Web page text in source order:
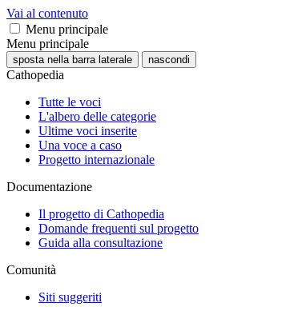
Vai al contenuto
Menu principale
Menu principale
sposta nella barra laterale nascondi
Cathopedia
Tutte le voci
L'albero delle categorie
Ultime voci inserite
Una voce a caso
Progetto internazionale
Documentazione
Il progetto di Cathopedia
Domande frequenti sul progetto
Guida alla consultazione
Comunità
Siti suggeriti